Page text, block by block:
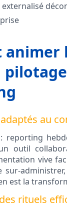
au
reporting
outil
vive
sur-
est la
rituels